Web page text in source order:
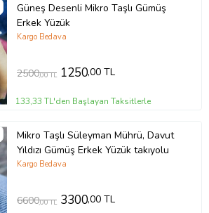
Güneş Desenli Mikro Taşlı Gümüş
Erkek Yüzük
Kargo Bedava
2500,00 TL 1250,00 TL
133,33 TL'den Başlayan Taksitlerle
Mikro Taşlı Süleyman Mührü, Davut
Yıldızı Gümüş Erkek Yüzük takıyolu
Kargo Bedava
6600,00 TL 3300,00 TL